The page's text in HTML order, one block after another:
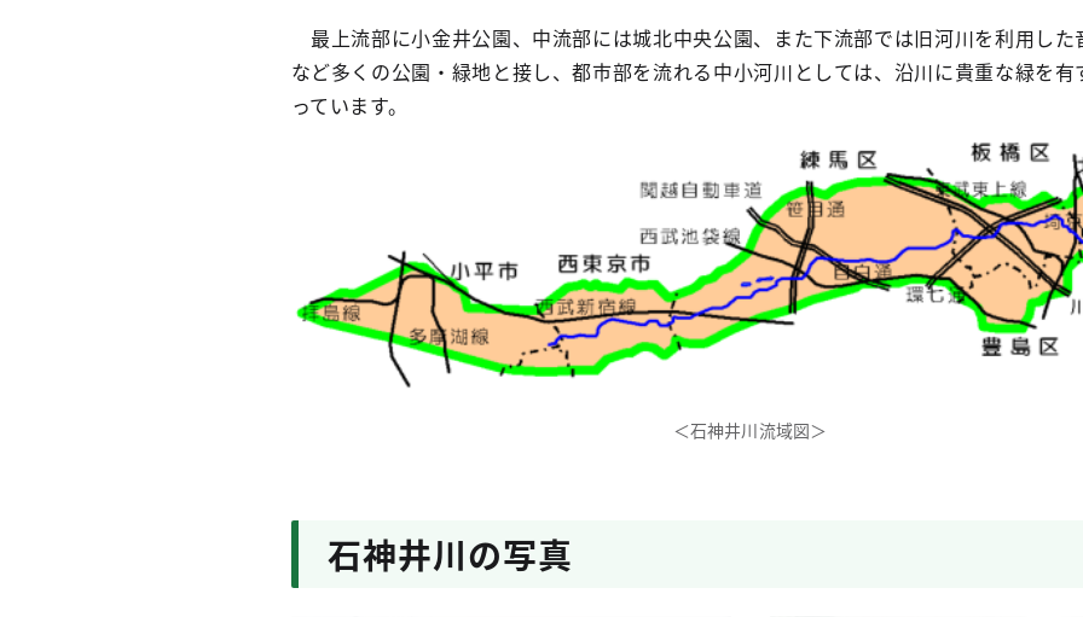
最上流部に小金井公園、中流部には城北中央公園、また下流部では旧河川を利用した
など多くの公園・緑地と接し、都市部を流れる中小河川としては、沿川に貴重な緑を有
っています。
＜石神井川流域図＞
石神井川の写真